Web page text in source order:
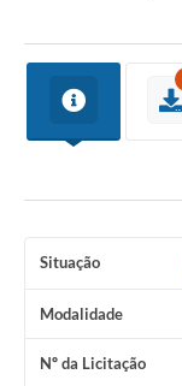
Telefones Úteis
Ouvidoria
Cavernas do Peruaçu
Situação
Modalidade
Nº da Licitação